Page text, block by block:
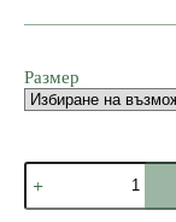
Размер
количество
за
Тениска